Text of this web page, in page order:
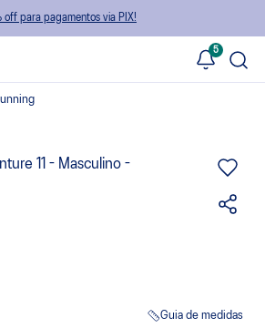
off para pagamentos via PIX!
5
11 - Masculino -
Guia de medidas